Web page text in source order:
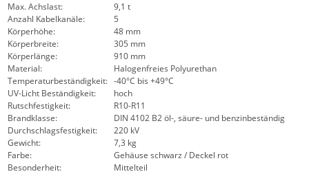
Max. Achslast:
9,1 t
Anzahl Kabelkanäle:
5
Körperhöhe:
48 mm
Körperbreite:
305 mm
Körperlänge:
910 mm
Material:
Halogenfreies Polyurethan
Temperaturbeständigkeit: -40°C bis +49°C
UV-Licht Beständigkeit:
hoch
Rutschfestigkeit:
R10-R11
Brandklasse:
DIN 4102 B2 öl-, säure- und benzinbeständig
Durchschlagsfestigkeit:
220 kV
Gewicht:
7,3 kg
Farbe:
Gehäuse schwarz / Deckel rot
Besonderheit:
Mittelteil